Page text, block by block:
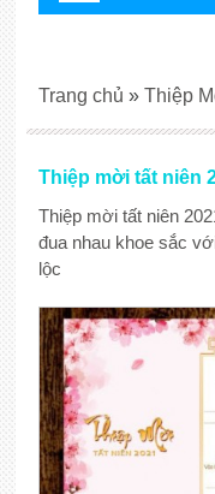
Thiệp mời tất niên
Thiệp mời tất niên
đua nhau khoe sắc
lộc
Trang chủ » Thiệp